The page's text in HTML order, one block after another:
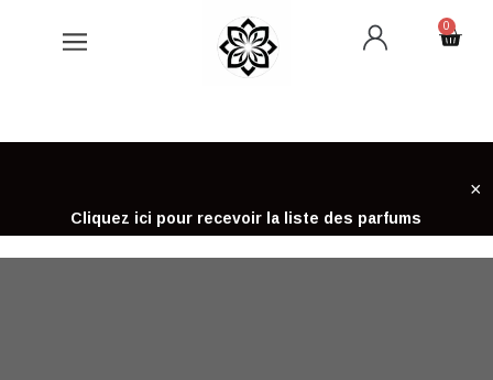
0
Cart
Cliquez ici pour recevoir la liste des parfums
×